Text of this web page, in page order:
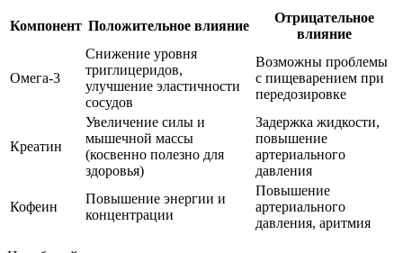
Компонент Положительное влияние
Отрицательное
влияние
Омега-3
Снижение уровня
триглицеридов,
улучшение эластичности
сосудов
Возможны проблемы
с пищеварением при
передозировке
Креатин
Увеличение силы и
мышечной массы
(косвенно полезно для
здоровья)
Задержка жидкости,
повышение
артериального
давления
Кофеин
Повышение энергии и
концентрации
Повышение
артериального
давления, аритмия